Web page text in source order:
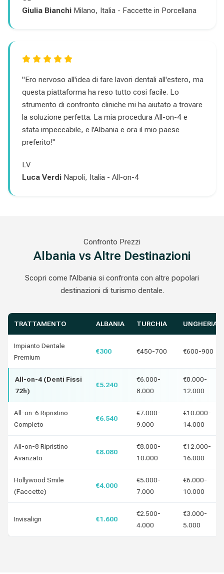
Giulia Bianchi Milano, Italia - Faccette in Porcellana
"Ero nervoso all'idea di fare lavori dentali all'estero, ma
questa piattaforma ha reso tutto cosi facile. Lo
strumento di confronto cliniche mi ha aiutato a trovare
la soluzione perfetta. La mia procedura All-on-4 e
stata impeccabile, e l'Albania e ora il mio paese
preferito!"
LV
Luca Verdi Napoli, Italia - All-on-4
Confronto Prezzi
Albania vs Altre Destinazioni
Scopri come l'Albania si confronta con altre popolari
destinazioni di turismo dentale.
TRATTAMENTO ALBANIA TURCHIA UNGHERIA
Impianto Dentale
Premium
€300 €450-700 €600-900
All-on-4 (Denti Fissi
72h)
€5.240
€6.000-
8.000
€8.000-
12.000
All-on-6 Ripristino
Completo
€6.540
€7.000-
9.000
€10.000-
14.000
All-on-8 Ripristino
Avanzato
€8.080
€8.000-
10.000
€12.000-
16.000
Hollywood Smile
(Faccette)
€4.000
€5.000-
7.000
€6.000-
10.000
Invisalign €1.600
€2.500-
4.000
€3.000-
5.000